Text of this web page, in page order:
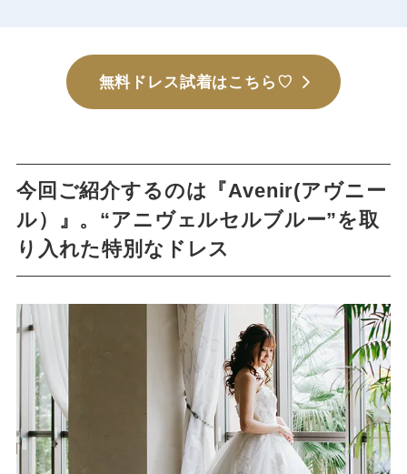
無料ドレス試着はこちら♡
今回ご紹介するのは『Avenir(アヴニー
ル）』。“アニヴェルセルブルー”を取
り入れた特別なドレス